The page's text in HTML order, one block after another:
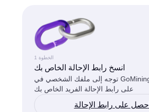
الخطوة 1
انسخ رابط الإحالة الخاص بك
توجه إلى ملفك الشخصي في GoMining للحصول
على رابط الإحالة الفريد الخاص بك
احصل على رابط الإحالة